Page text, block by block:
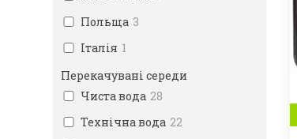
Польща 3
Італія 1
Перекачувані середи
Чиста вода 28
Технічна вода 22